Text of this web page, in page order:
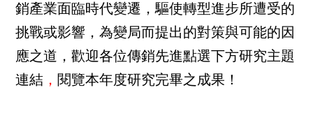
銷產業面臨時代變遷，驅使轉型進步所遭受的
挑戰或影響，為變局而提出的對策與可能的因
應之道，歡迎各位傳銷先進點選下方研究主題
連結 ， 閱覽本年度研究完畢之成果！